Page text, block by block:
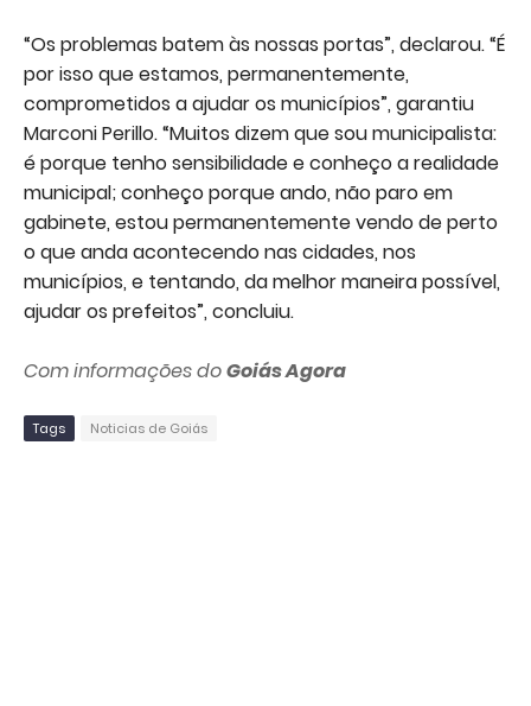
“Os problemas batem às nossas portas”, declarou. “É
por isso que estamos, permanentemente,
comprometidos a ajudar os municípios”, garantiu
Marconi Perillo. “Muitos dizem que sou municipalista:
é porque tenho sensibilidade e conheço a realidade
municipal; conheço porque ando, não paro em
gabinete, estou permanentemente vendo de perto
o que anda acontecendo nas cidades, nos
municípios, e tentando, da melhor maneira possível,
ajudar os prefeitos”, concluiu.
Com informações doGoiás Agora
Tags Noticias de Goiás